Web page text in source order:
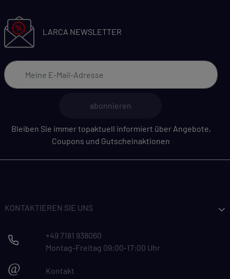
LARCA NEWSLETTER
abonnieren
Bleiben Sie immer topaktuell informiert über Angebote,
Coupons und Gutscheinaktionen
KONTAKTIEREN SIE UNS
+49 7181 938060
Montag-Freitag 09:00-17:00 Uhr
@ Kontakt